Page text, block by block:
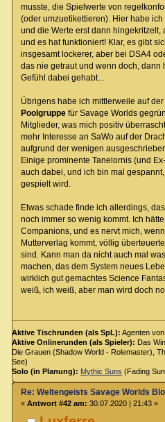
musste, die Spielwerte von
(oder umzuetikettieren). Hier habe
und die Werte erst dann hingekritzelt,
und es hat funktioniert! Klar, es gibt
insgesamt lockerer, aber bei DSA4
das nie getraut und wenn doch, dann
Gefühl dabei gehabt...
Übrigens habe ich mittlerweile auf
Poolgruppefür Savage Worlds
Mitglieder, was mich positiv
mehr Interesse an SaWo auf der
aufgrund der wenigen
Einige prominente Tanelornis (und
auch dabei, und ich bin mal
gespielt wird.
Etwas schade finde ich allerdings,
noch immer so wenig kommt. Ich
Companions, und es nervt mich,
Mutterverlag kommt, völlig
sind. Kann man da nicht auch mal
machen, das dem System neues
wirklich gut gemachtes Science
weiß, ich weiß, aber man wird doch
Aktive Tischrunden (als SpL): Agenten
Aktive Onlinerunden (als Spieler): Das
Die Grauen (Shadow World - Rolemaster),
See)
Solo (in Planung): Mythic Suns (Fading
Re: Weltengeists Savage Worlds
« Antwort #42 am: 30.07.2020 | 21:43 »